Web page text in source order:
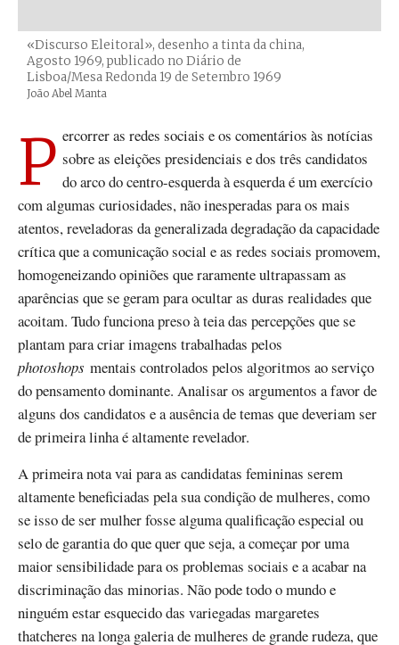
«Discurso Eleitoral», desenho a tinta da china,
Agosto 1969, publicado no Diário de
Lisboa/Mesa Redonda 19 de Setembro 1969
Créditos
João Abel Manta
Percorrer as redes sociais e os comentários às notícias sobre as eleições presidenciais e dos três candidatos
do arco do centro-esquerda à esquerda é um exercício
com algumas curiosidades, não inesperadas para os mais
atentos, reveladoras da generalizada degradação da capacidade
crítica que a comunicação social e as redes sociais promovem,
homogeneizando opiniões que raramente ultrapassam as
aparências que se geram para ocultar as duras realidades que
acoitam. Tudo funciona preso à teia das percepções que se
plantam para criar imagens trabalhadas pelos
photoshops mentais controlados pelos algoritmos ao serviço
do pensamento dominante. Analisar os argumentos a favor de
alguns dos candidatos e a ausência de temas que deveriam ser
de primeira linha é altamente revelador.
A primeira nota vai para as candidatas femininas serem
altamente beneficiadas pela sua condição de mulheres, como
se isso de ser mulher fosse alguma qualificação especial ou
selo de garantia do que quer que seja, a começar por uma
maior sensibilidade para os problemas sociais e a acabar na
discriminação das minorias. Não pode todo o mundo e
ninguém estar esquecido das variegadas margaretes
thatcheres na longa galeria de mulheres de grande rudeza, que